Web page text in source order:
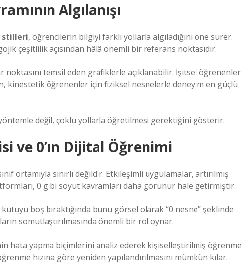
Algılanışı
stilleri, öğrencilerin bilgiyi farklı yollarla algıladığını öne sürer.
çeşitlilik açısından hâlâ önemli bir referans noktasıdır.
noktasını temsil eden grafiklerle açıklanabilir. İşitsel öğrenenler
kinestetik öğrenenler için fiziksel nesnelerle deneyim en güçlü
değil, çoklu yollarla öğretilmesi gerektiğini gösterir.
ve 0’ın Dijital Öğrenimi
ortamıyla sınırlı değildir. Etkileşimli uygulamalar, artırılmış
0 gibi soyut kavramları daha görünür hale getirmiştir.
boş bıraktığında bunu görsel olarak “0 nesne” şeklinde
somutlaştırılmasında önemli bir rol oynar.
hata yapma biçimlerini analiz ederek kişiselleştirilmiş öğrenme
hızına göre yeniden yapılandırılmasını mümkün kılar.